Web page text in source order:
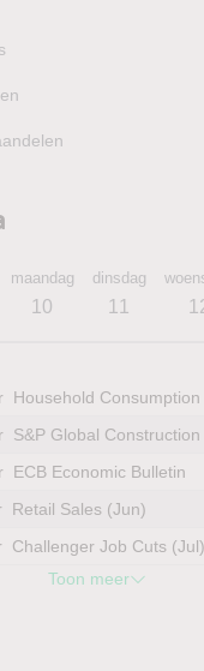
maandag
10
dinsdag
11
Household Consumption
S&P Global
ECB Economic Bulletin
Retail Sales (Jun)
Challenger Job Cuts (Jul)
Toon meer